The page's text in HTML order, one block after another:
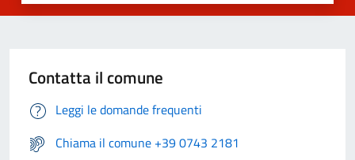
Contatta il comune
Leggi le domande frequenti
Chiama il comune +39 0743 2181